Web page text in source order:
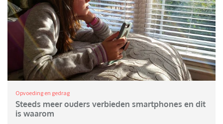
Opvoeding en gedrag
Steeds meer ouders verbieden smartphones en dit
is waarom